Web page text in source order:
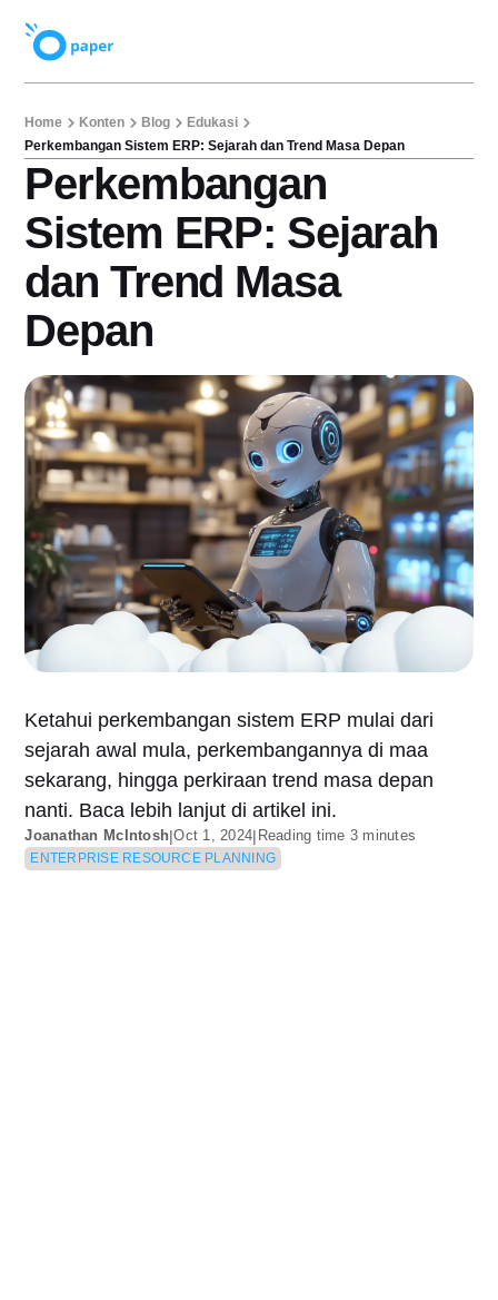
Home Konten Blog
Edukasi
Perkembangan Sistem ERP: Sejarah dan Trend Masa Depan
Perkembangan
Sistem ERP: Sejarah
dan Trend Masa
Depan
Ketahui perkembangan sistem ERP mulai dari
sejarah awal mula, perkembangannya di maa
sekarang, hingga perkiraan trend masa depan
nanti. Baca lebih lanjut di artikel ini.
Joanathan McIntosh|Oct 1, 2024| Reading time 3 minutes
ENTERPRISE RESOURCE PLANNING